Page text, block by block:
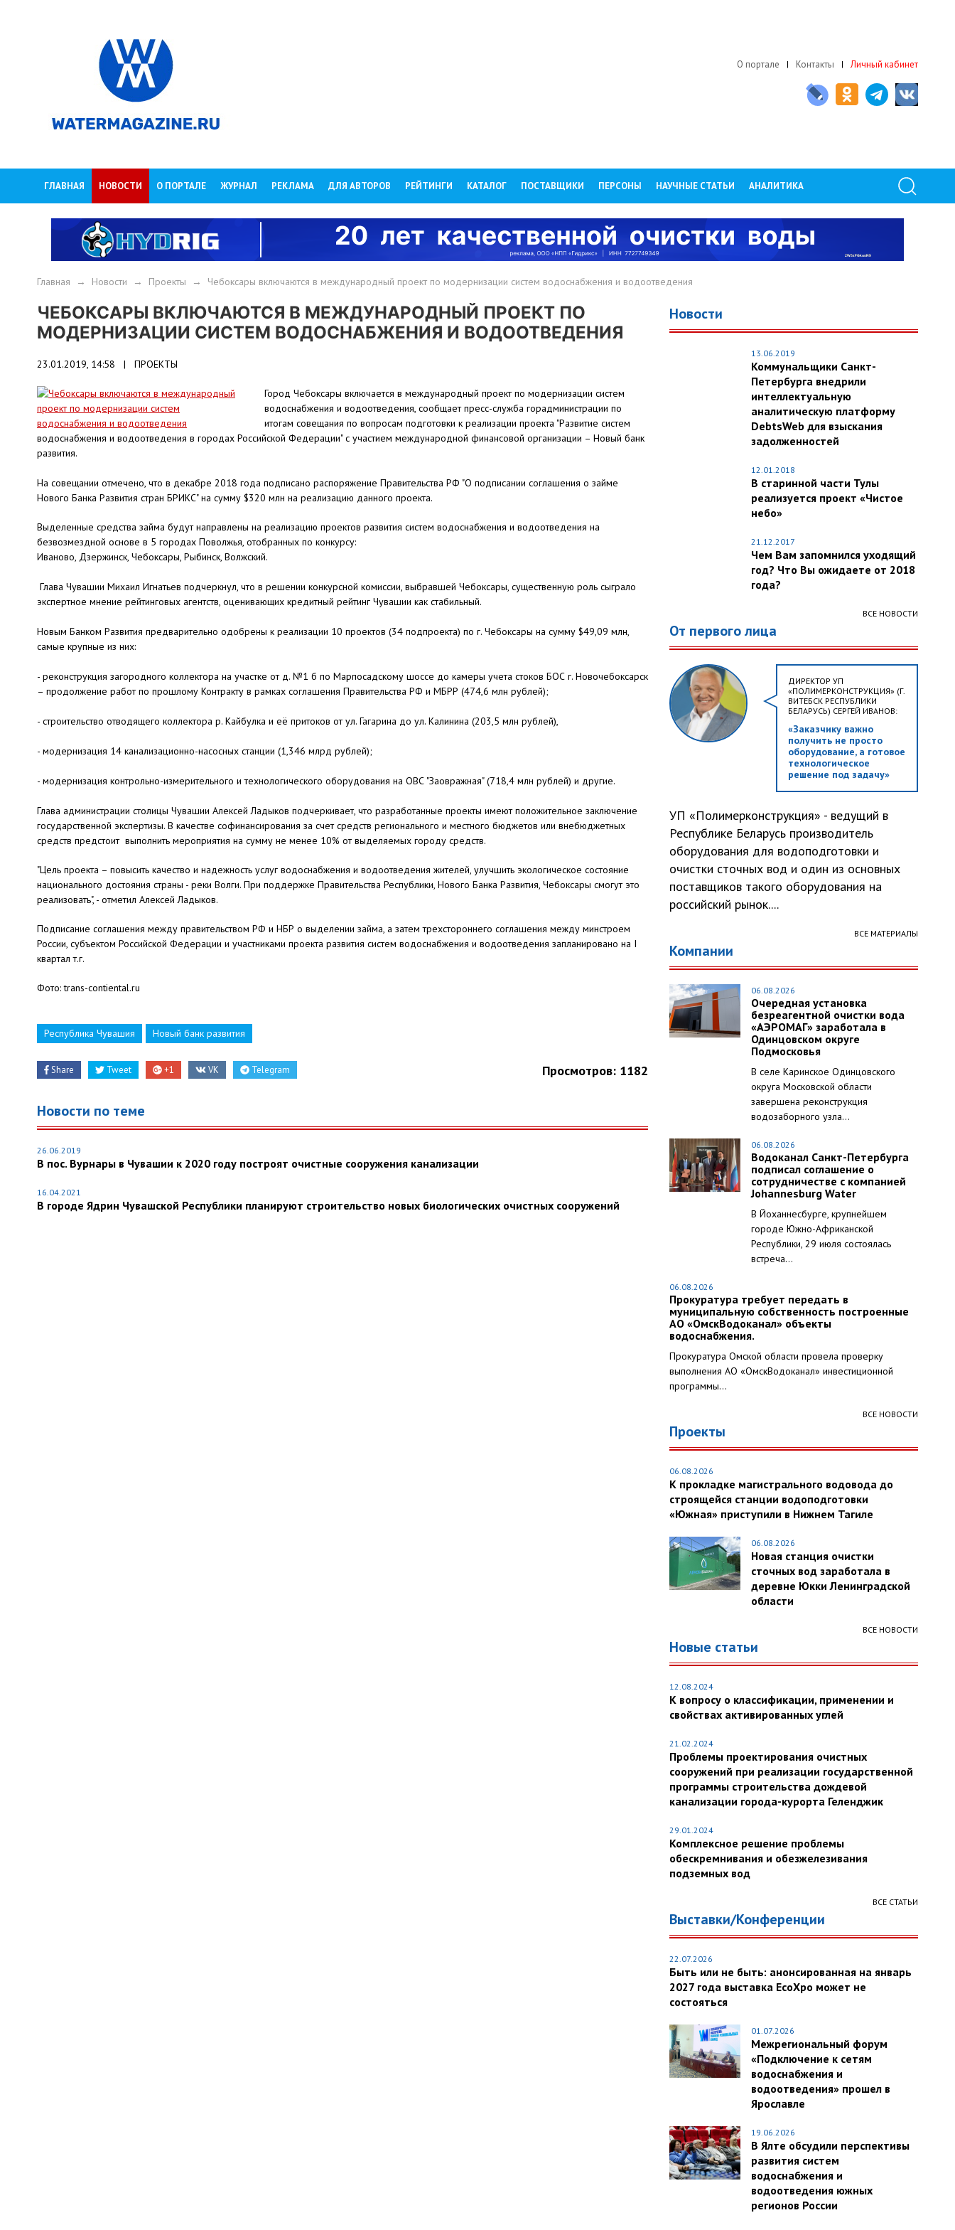
О портале Контакты Личный кабинет
ГЛАВНАЯ НОВОСТИ О ПОРТАЛЕ ЖУРНАЛ РЕКЛАМА ДЛЯ АВТОРОВ РЕЙТИНГИ КАТАЛОГ ПОСТАВЩИКИ ПЕРСОНЫ НАУЧНЫЕ СТАТЬИ АНАЛИТИКА
Главная → Новости → Проекты → Чебоксары включаются в международный проект по модернизации систем водоснабжения и водоотведения
ЧЕБОКСАРЫ ВКЛЮЧАЮТСЯ В МЕЖДУНАРОДНЫЙ ПРОЕКТ ПО
МОДЕРНИЗАЦИИ СИСТЕМ ВОДОСНАБЖЕНИЯ И ВОДООТВЕДЕНИЯ
23.01.2019, 14:58 | ПРОЕКТЫ
Город Чебоксары включается в международный проект по модернизации систем
водоснабжения и водоотведения, сообщает пресс-служба горадминистрации по
итогам совещания по вопросам подготовки к реализации проекта "Развитие систем
водоснабжения и водоотведения в городах Российской Федерации" с участием международной финансовой организации – Новый банк
развития.
На совещании отмечено, что в декабре 2018 года подписано распоряжение Правительства РФ "О подписании соглашения о займе
Нового Банка Развития стран БРИКС" на сумму $320 млн на реализацию данного проекта.
Выделенные средства займа будут направлены на реализацию проектов развития систем водоснабжения и водоотведения на
безвозмездной основе в 5 городах Поволжья, отобранных по конкурсу:
Иваново, Дзержинск, Чебоксары, Рыбинск, Волжский.
Глава Чувашии Михаил Игнатьев подчеркнул, что в решении конкурсной комиссии, выбравшей Чебоксары, существенную роль сыграло
экспертное мнение рейтинговых агентств, оценивающих кредитный рейтинг Чувашии как стабильный.
Новым Банком Развития предварительно одобрены к реализации 10 проектов (34 подпроекта) по г. Чебоксары на сумму $49,09 млн,
самые крупные из них:
- реконструкция загородного коллектора на участке от д. №1 б по Марпосадскому шоссе до камеры учета стоков БОС г. Новочебоксарск
– продолжение работ по прошлому Контракту в рамках соглашения Правительства РФ и МБРР (474,6 млн рублей);
- строительство отводящего коллектора р. Кайбулка и её притоков от ул. Гагарина до ул. Калинина (203,5 млн рублей),
- модернизация 14 канализационно-насосных станции (1,346 млрд рублей);
- модернизация контрольно-измерительного и технологического оборудования на ОВС "Заовражная" (718,4 млн рублей) и другие.
Глава администрации столицы Чувашии Алексей Ладыков подчеркивает, что разработанные проекты имеют положительное заключение
государственной экспертизы. В качестве софинансирования за счет средств регионального и местного бюджетов или внебюджетных
средств предстоит выполнить мероприятия на сумму не менее 10% от выделяемых городу средств.
"Цель проекта – повысить качество и надежность услуг водоснабжения и водоотведения жителей, улучшить экологическое состояние
национального достояния страны - реки Волги. При поддержке Правительства Республики, Нового Банка Развития, Чебоксары смогут это
реализовать", - отметил Алексей Ладыков.
Подписание соглашения между правительством РФ и НБР о выделении займа, а затем трехстороннего соглашения между минстроем
России, субъектом Российской Федерации и участниками проекта развития систем водоснабжения и водоотведения запланировано на I
квартал т.г.
Фото: trans-contiental.ru
Республика Чувашия Новый банк развития
Share Tweet +1 VK Telegram Просмотров: 1182
Новости по теме
26.06.2019
В пос. Вурнары в Чувашии к 2020 году построят очистные сооружения канализации
16.04.2021
В городе Ядрин Чувашской Республики планируют строительство новых биологических очистных сооружений
Новости
13.06.2019
Коммунальщики Санкт-
Петербурга внедрили
интеллектуальную
аналитическую платформу
DebtsWeb для взыскания
задолженностей
12.01.2018
В старинной части Тулы
реализуется проект «Чистое
небо»
21.12.2017
Чем Вам запомнился уходящий
год? Что Вы ожидаете от 2018
года?
ВСЕ НОВОСТИ
От первого лица
ДИРЕКТОР УП
«ПОЛИМЕРКОНСТРУКЦИЯ» (Г.
ВИТЕБСК РЕСПУБЛИКИ
БЕЛАРУСЬ) СЕРГЕЙ ИВАНОВ:
«Заказчику важно
получить не просто
оборудование, а готовое
технологическое
решение под задачу»
УП «Полимерконструкция» - ведущий в
Республике Беларусь производитель
оборудования для водоподготовки и
очистки сточных вод и один из основных
поставщиков такого оборудования на
российский рынок....
ВСЕ МАТЕРИАЛЫ
Компании
06.08.2026
Очередная установка
безреагентной очистки вода
«АЭРОМАГ» заработала в
Одинцовском округе
Подмосковья
В селе Каринское Одинцовского
округа Московской области
завершена реконструкция
водозаборного узла...
06.08.2026
Водоканал Санкт-Петербурга
подписал соглашение о
сотрудничестве с компанией
Johannesburg Water
В Йоханнесбурге, крупнейшем
городе Южно-Африканской
Республики, 29 июля состоялась
встреча...
06.08.2026
Прокуратура требует передать в
муниципальную собственность построенные
АО «ОмскВодоканал» объекты
водоснабжения.
Прокуратура Омской области провела проверку
выполнения АО «ОмскВодоканал» инвестиционной
программы...
ВСЕ НОВОСТИ
Проекты
06.08.2026
К прокладке магистрального водовода до
строящейся станции водоподготовки
«Южная» приступили в Нижнем Тагиле
06.08.2026
Новая станция очистки
сточных вод заработала в
деревне Юкки Ленинградской
области
ВСЕ НОВОСТИ
Новые статьи
12.08.2024
К вопросу о классификации, применении и
свойствах активированных углей
21.02.2024
Проблемы проектирования очистных
сооружений при реализации государственной
программы строительства дождевой
канализации города-курорта Геленджик
29.01.2024
Комплексное решение проблемы
обескремнивания и обезжелезивания
подземных вод
ВСЕ СТАТЬИ
Выставки/Конференции
22.07.2026
Быть или не быть: анонсированная на январь
2027 года выставка EcoXpo может не
состояться
01.07.2026
Межрегиональный форум
«Подключение к сетям
водоснабжения и
водоотведения» прошел в
Ярославле
19.06.2026
В Ялте обсудили перспективы
развития систем
водоснабжения и
водоотведения южных
регионов России